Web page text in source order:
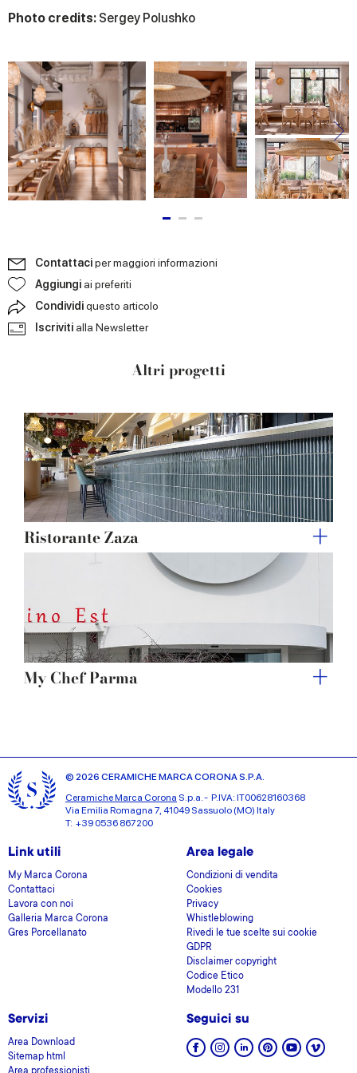
provided to them or that they’ve collected from your use
Photo credits: Sergey Polushko
Contattaciper maggiori informazioni
Aggiungi ai preferiti
Condividiquesto articolo
Iscriviti alla Newsletter
Altri progetti
Ristorante Zaza
My Chef Parma
© 2026 CERAMICHE MARCA CORONA S.P.A.
Ceramiche Marca Corona S.p.a. - P.IVA: IT00628160368
Via Emilia Romagna 7, 41049 Sassuolo (MO) Italy
T: +39 0536 867200
Link utili
My Marca Corona
Contattaci
Lavora con noi
Galleria Marca Corona
Gres Porcellanato
Area legale
Condizioni di vendita
Cookies
Privacy
Whistleblowing
Rivedi le tue scelte sui cookie
GDPR
Disclaimer copyright
Codice Etico
Modello 231
Servizi
Area Download
Sitemap html
Seguici su